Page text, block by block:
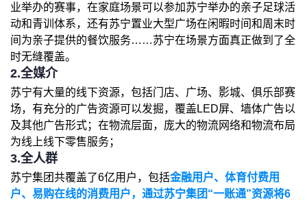
业举办的赛事，在家庭场景可以参加苏宁举办的亲子足球活
动和青训体系，还有苏宁置业大型广场在闲暇时间和周末时
间为亲子提供的餐饮服务……苏宁在场景方面真正做到了全
时无缝覆盖。
2.全媒介
苏宁有大量的线下资源，包括门店、广场、影城、俱乐部赛
场，有充分的广告资源可以发掘，覆盖LED屏、墙体广告以
及其他广告形式；在物流层面，庞大的物流网络和物流布局
为线上线下零售服务；
3.全人群
苏宁集团共覆盖了6亿用户，包括金融用户、体育付费用
户、易购在线的消费用户，通过苏宁集团“一账通”资源将6